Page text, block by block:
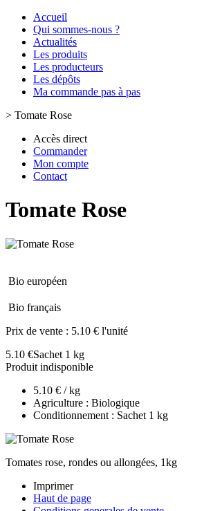
Accueil
Qui sommes-nous ?
Actualités
Les produits
Les producteurs
Les dépôts
Ma commande pas à pas
> Tomate Rose
Accès direct
Commander
Mon compte
Contact
Tomate Rose
Bio européen
Bio français
Prix de vente : 5.10 € l'unité
5.10 €Sachet 1 kg
Produit indisponible
5.10 € / kg
Agriculture : Biologique
Conditionnement : Sachet 1 kg
Tomates rose, rondes ou allongées, 1kg
Imprimer
Haut de page